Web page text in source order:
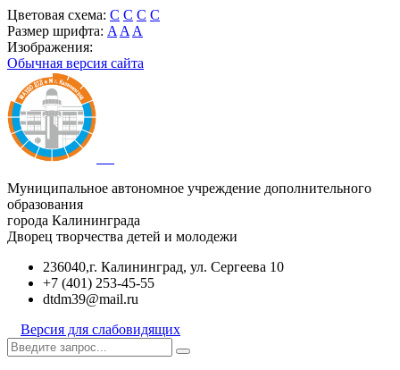
Цветовая схема: C C C C
Размер шрифта: A A A
Изображения:
Обычная версия сайта
Муниципальное автономное учреждение дополнительного
образования
города Калининграда
Дворец творчества детей и молодежи
236040,г. Калининград, ул. Сергеева 10
+7 (401) 253-45-55
dtdm39@mail.ru
Версия для слабовидящих